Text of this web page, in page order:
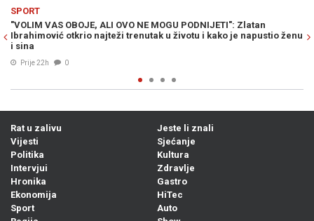
PODNIJETI": Zlatan
i kako je napustio ženu
NA POMOLU JE SENZACIONALAN
mogao ostati bez unosnog posla,
Rat u zalivu
Vijesti
Politika
Intervjui
Hronika
Ekonomija
Sport
Jeste li znali
Sjećanje
Kultura
Zdravlje
Gastro
HiTec
Auto